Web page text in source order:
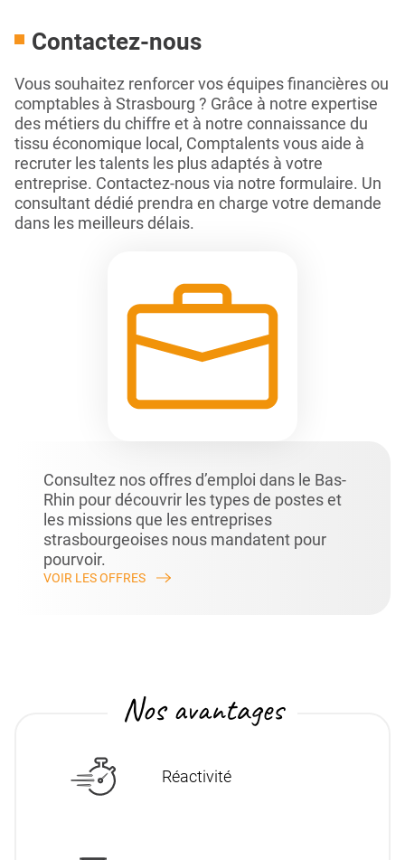
Contactez‑nous
Vous souhaitez renforcer vos équipes financières ou
comptables à Strasbourg ? Grâce à notre expertise
des métiers du chiffre et à notre connaissance du
tissu économique local, Comptalents vous aide à
recruter les talents les plus adaptés à votre
entreprise. Contactez-nous via notre formulaire. Un
consultant dédié prendra en charge votre demande
dans les meilleurs délais.
Consultez nosoffres d’emploi dans le Bas-
Rhin pour découvrir les types de postes et
les missions que les entreprises
strasbourgeoises nous mandatent pour
pourvoir.
VOIR LES OFFRES
Nos avantages
Réactivité